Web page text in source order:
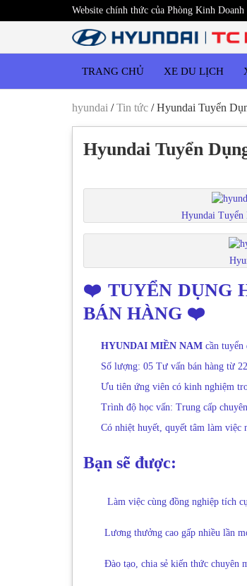
Website chính thức của Phòng Kinh
TRANG CHỦ XE DU LỊCH
hyundai /Tin tức /Hyundai Tuyển
Hyundai Tuyển
Hyundai
❤️ TUYỂN DỤNG
BÁN HÀNG ❤️
HYUNDAI MIỀN NAM cần
Số lượng: 05 Tư vấn bán hàng từ
Ưu tiên ứng viên có kinh nghiệm
Trình độ học vấn: Trung cấp
Có nhiệt huyết, quyết tâm làm việc
Bạn sẽ được:
Làm việc cùng đồng nghiệp tích
Lương thưởng cao gấp nhiều lần
Đào tạo, chia sẻ kiến thức chuyên